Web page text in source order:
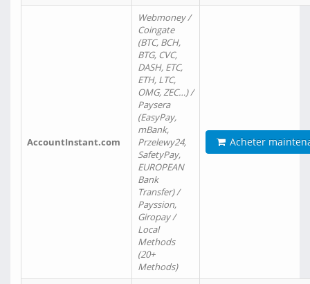
AccountInstant.com
Webmoney /
Coingate
(BTC, BCH,
BTG, CVC,
DASH, ETC,
ETH, LTC,
OMG, ZEC…) /
Paysera
(EasyPay,
mBank,
Przelewy24,
SafetyPay,
EUROPEAN
Bank
Transfer) /
Payssion,
Giropay /
Local
Methods
(20+
Methods)
Acheter